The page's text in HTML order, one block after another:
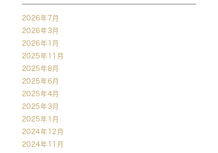
2026年7月
2026年3月
2026年1月
2025年11月
2025年8月
2025年6月
2025年4月
2025年3月
2025年1月
2024年12月
2024年11月